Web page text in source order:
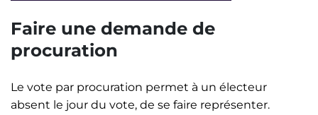
Faire une demande de
procuration
Le vote par procuration permet à un électeur
absent le jour du vote, de se faire représenter.